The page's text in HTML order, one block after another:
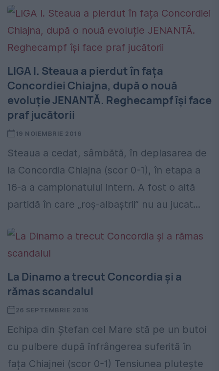
LIGA I. Steaua a pierdut în fața
Concordiei Chiajna, după o nouă
evoluție JENANTĂ. Reghecampf își face
praf jucătorii
19 NOIEMBRIE 2016
Steaua a cedat, sâmbătă, în deplasarea de
la Concordia Chiajna (scor 0-1), în etapa a
16-a a campionatului intern. A fost o altă
partidă în care „roș-albaștrii” nu au jucat...
La Dinamo a trecut Concordia și a
rămas scandalul
26 SEPTEMBRIE 2016
Echipa din Ștefan cel Mare stă pe un butoi
cu pulbere după înfrângerea suferită în
fața Chiajnei (scor 0-1) Tensiunea plutește